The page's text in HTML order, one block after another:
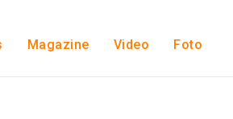
Magazine Video Foto